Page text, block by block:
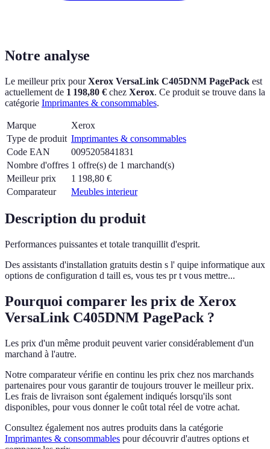
Notre analyse
Le meilleur prix pourXerox VersaLink C405DNM PagePack est
actuellement de 1 198,80 € chez Xerox. Ce produit se trouve dans la
catégorie Imprimantes & consommables.
Marque
Xerox
Type de produit Imprimantes & consommables
Code EAN
0095205841831
Nombre d'offres 1 offre(s) de 1 marchand(s)
Meilleur prix
1 198,80 €
Comparateur
Meubles interieur
Description du produit
Performances puissantes et totale tranquillit d'esprit.
Des assistants d'installation gratuits destin s l' quipe informatique aux
options de configuration d taill es, vous tes pr t vous mettre...
Pourquoi comparer les prix de Xerox
VersaLink C405DNM PagePack ?
Les prix d'un même produit peuvent varier considérablement d'un
marchand à l'autre.
Notre comparateur vérifie en continu les prix chez nos marchands
partenaires pour vous garantir de toujours trouver le meilleur prix.
Les frais de livraison sont également indiqués lorsqu'ils sont
disponibles, pour vous donner le coût total réel de votre achat.
Consultez également nos autres produits dans la catégorie
Imprimantes & consommables pour découvrir d'autres options et